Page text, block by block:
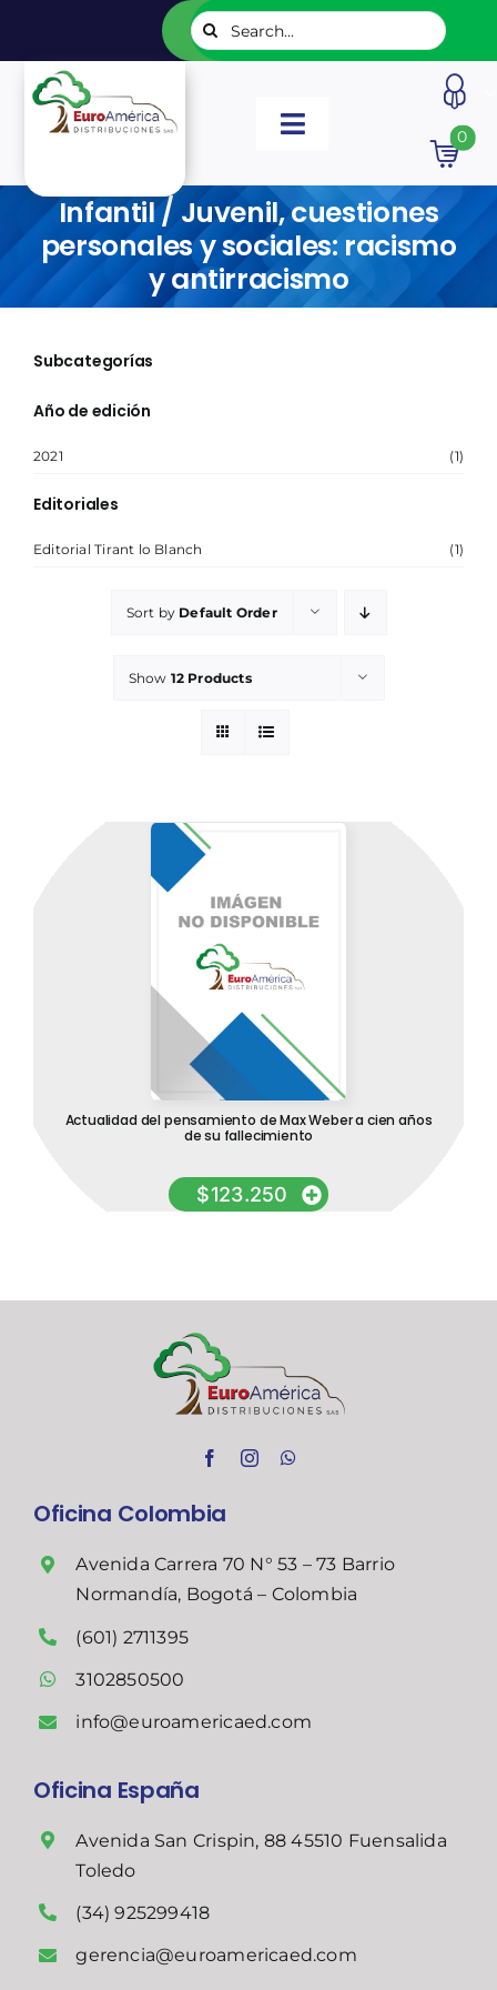
contenido
Buscar:
Toggle
INICIO
NUESTROS LIBROS
CATÁLOGOS
NOSOTROS
0
Infantil / Juvenil, cuestiones
personales y sociales: racismo
y antirracismo
Subcategorías
Año de edición
2021 (1)
Editoriales
Editorial Tirant lo Blanch (1)
Sort by Default Order
Show 12 Products
Actualidad del pensamiento de Max Weber a cien años
de su fallecimiento
$123.250
Oficina Colombia
Avenida Carrera 70 N° 53 – 73 Barrio
Normandía, Bogotá – Colombia
(601) 2711395
3102850500
info@euroamericaed.com
Oficina España
Avenida San Crispin, 88 45510 Fuensalida
Toledo
(34) 925299418
gerencia@euroamericaed.com